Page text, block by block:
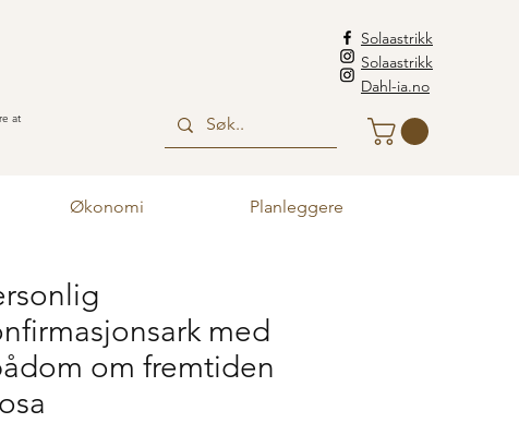
Solaastrikk
Solaastrikk
Dahl-ia.no
at
Økonomi Planleggere
med
om fremtiden